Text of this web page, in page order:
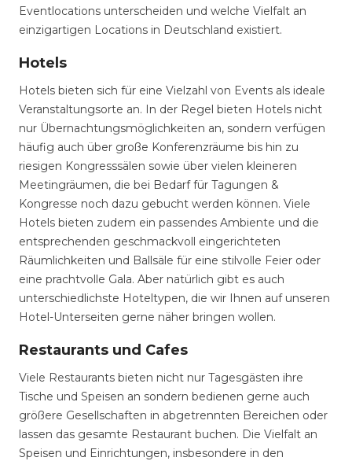
Eventlocations unterscheiden und welche Vielfalt an
einzigartigen Locations in Deutschland existiert.
Hotels
Hotels bieten sich für eine Vielzahl von Events als ideale
Veranstaltungsorte an. In der Regel bieten Hotels nicht
nur Übernachtungsmöglichkeiten an, sondern verfügen
häufig auch über große Konferenzräume bis hin zu
riesigen Kongresssälen sowie über vielen kleineren
Meetingräumen, die bei Bedarf für Tagungen &
Kongresse noch dazu gebucht werden können. Viele
Hotels bieten zudem ein passendes Ambiente und die
entsprechenden geschmackvoll eingerichteten
Räumlichkeiten und Ballsäle für eine stilvolle Feier oder
eine prachtvolle Gala. Aber natürlich gibt es auch
unterschiedlichste Hoteltypen, die wir Ihnen auf unseren
Hotel-Unterseiten gerne näher bringen wollen.
Restaurants und Cafes
Viele Restaurants bieten nicht nur Tagesgästen ihre
Tische und Speisen an sondern bedienen gerne auch
größere Gesellschaften in abgetrennten Bereichen oder
lassen das gesamte Restaurant buchen. Die Vielfalt an
Speisen und Einrichtungen, insbesondere in den